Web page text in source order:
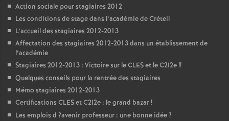
Action sociale pour stagiaires 2012
Les conditions de stage dans l’académie de Créteil
L’accueil des stagiaires 2012-2013
Affectation des stagiaires 2012-2013 dans un établissement de
l’académie
Stagiaires 2012-2013 : Victoire sur leCLESet le C2I2e!!
Quelques conseils pour la rentrée des stagiaires
Mémo stagiaires 2012-2013
Certifications CLESet C2I2e : le grand bazar!
Les emplois d ?avenir professeur : une bonne idée?